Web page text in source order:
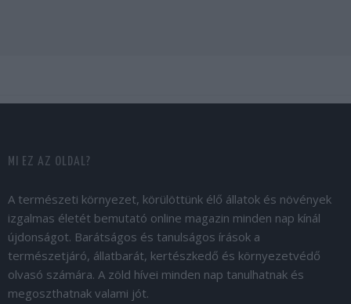
MI EZ AZ OLDAL?
A természeti környezet, körülöttünk élő állatok és növények
izgalmas életét bemutató online magazin minden nap kínál
újdonságot. Barátságos és tanulságos írások a
természetjáró, állatbarát, kertészkedő és környezetvédő
olvasó számára. A zöld hívei minden nap tanulhatnak és
megoszthatnak valami jót.